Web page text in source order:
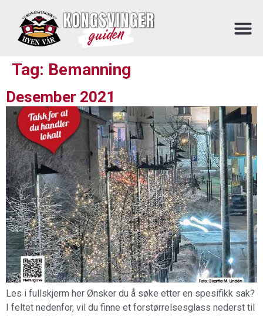
Tag: Bemanning
Desember 2021
Les i fullskjerm her Ønsker du å søke etter en spesifikk sak?
I feltet nedenfor, vil du finne et forstørrelsesglass nederst til